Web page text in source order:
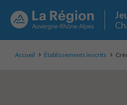
Accueil Établissements inscrits